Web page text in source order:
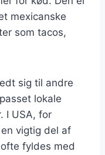
mexicanske
som tacos,
sig til andre
lokale
I USA, for
vigtig del af
fyldes med